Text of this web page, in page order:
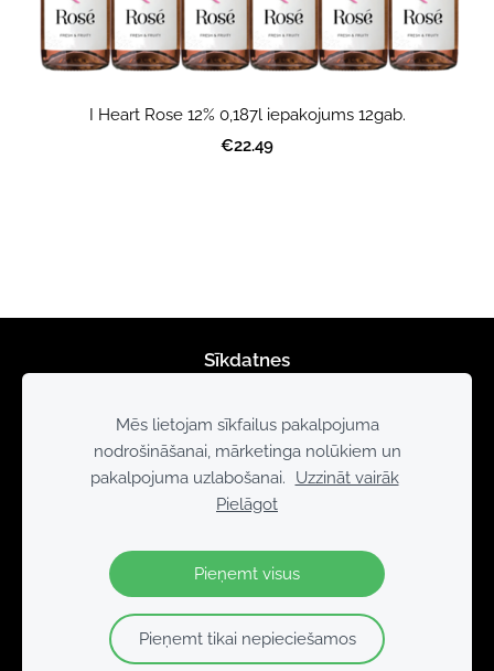
I Heart Rose 12% 0,187l iepakojums 12gab.
€22.49
Sīkdatnes
Mēs lietojam sīkfailus pakalpojuma
nodrošināšanai, mārketinga nolūkiem un
pakalpojuma uzlabošanai.
Uzzināt vairāk
Pielāgot
Pieņemt visus
Pieņemt tikai nepieciešamos